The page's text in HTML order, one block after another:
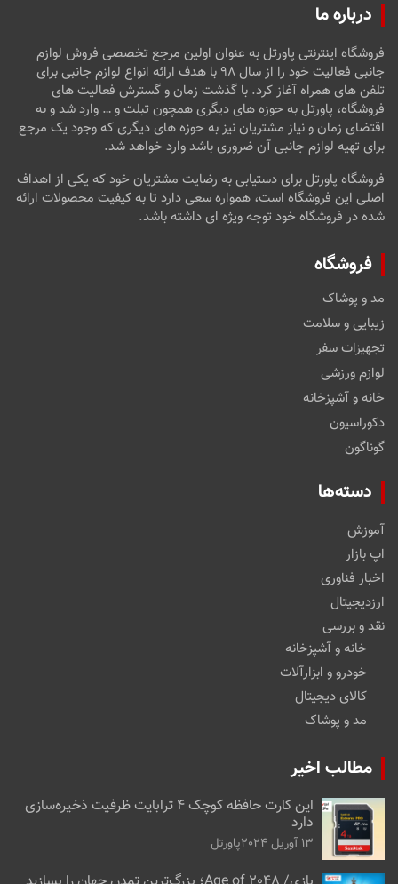
درباره ما
فروشگاه اینترنتی پاورتل به عنوان اولین مرجع تخصصی فروش لوازم
جانبی فعالیت خود را از سال ۹۸ با هدف ارائه انواع لوازم جانبی برای
تلفن های همراه آغاز کرد. با گذشت زمان و گسترش فعالیت های
فروشگاه، پاورتل به حوزه های دیگری همچون تبلت و … وارد شد و به
اقتضای زمان و نیاز مشتریان نیز به حوزه های دیگری که وجود یک مرجع
برای تهیه لوازم جانبی آن ضروری باشد وارد خواهد شد.
فروشگاه پاورتل برای دستیابی به رضایت مشتریان خود که یکی از اهداف
اصلی این فروشگاه است، همواره سعی دارد تا به کیفیت محصولات ارائه
شده در فروشگاه خود توجه ویژه ای داشته باشد.
فروشگاه
مد و پوشاک
زیبایی و سلامت
تجهیزات سفر
لوازم ورزشی
خانه و آشپزخانه
دکوراسیون
گوناگون
دسته‌ها
آموزش
اپ بازار
اخبار فناوری
ارزدیجیتال
نقد و بررسی
خانه و آشپزخانه
خودرو و ابزارآلات
کالای دیجیتال
مد و پوشاک
مطالب اخیر
این کارت حافظه کوچک ۴ ترابایت ظرفیت ذخیره‌سازی
دارد
13 آوریل 2024 پاورتل